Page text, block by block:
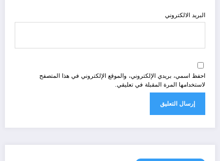
البريد الالكتروني
احفظ اسمي، بريدي الإلكتروني، والموقع الإلكتروني في هذا المتصفح
لاستخدامها المرة المقبلة في تعليقي.